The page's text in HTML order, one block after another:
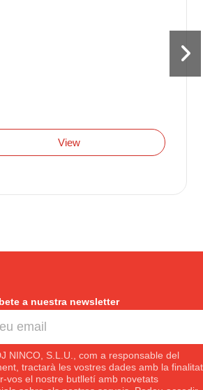
View
a nuestra newsletter
NINCO, S.L.U., com a responsable del
tractarà les vostres dades amb la finalitat
vos el nostre butlletí amb novetats